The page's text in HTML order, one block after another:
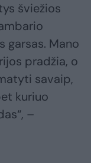
šviežios
garsas. Mano
pradžia, o
savaip,
kuriuo
–